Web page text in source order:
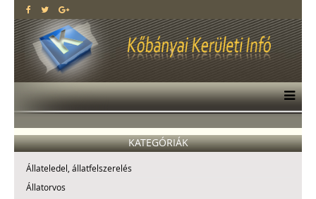
KATEGÓRIÁK
Állateledel, állatfelszerelés
Állatorvos